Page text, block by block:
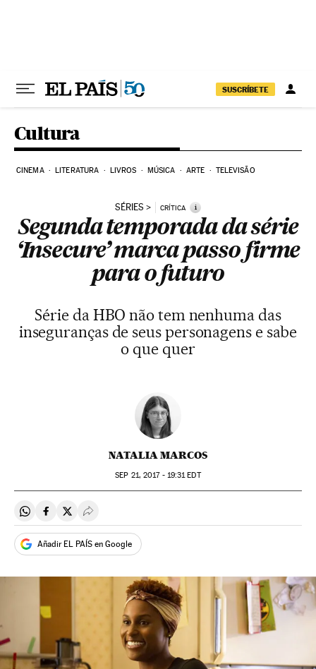
SUSCRÍBETE
Cultura
CINEMA LITERATURA LIVROS MÚSICA ARTE TELEVISÃO
SÉRIES CRÍTICA i
Segunda temporada da série
‘Insecure’ marca passo firme
para o futuro
Série da HBO não tem nenhuma das
inseguranças de seus personagens e sabe
o que quer
NATALIA MARCOS
SEP 21, 2017 - 19:31EDT
Compartir en Whatsapp
Compartir en Facebook
Compartir en Twitter
Desplegar Redes Sociales
Añadir EL PAÍS en Google